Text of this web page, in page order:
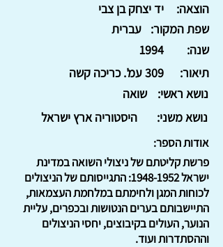
יד יצחק בן צבי
הוצאה:
עברית
שפת המקור:
1994
שנה:
309 עמ'. כריכה קשה
תיאור:
שואה
נושא ראשי:
היסטוריה ארץ ישראל
נושא משני:
אודות הספר:
פרשת קליטתם של ניצולי השואה במדינת
ישראל1948-1952: התגייסותם של הניצולים
לכוחות המגן ולחימתם במלחמת העצמאות,
התיישבותם בערים הנטושות ובכפרים, עליית
הנוער, העולים בקיבוצים, יחסי הניצולים
וההסתדרות ועוד.